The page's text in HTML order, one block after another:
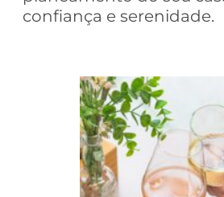
confiança e serenidade.